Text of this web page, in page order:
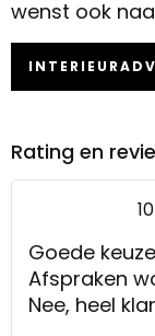
wenst ook
Rating en
10
Goede
Afspraken
Nee, heel